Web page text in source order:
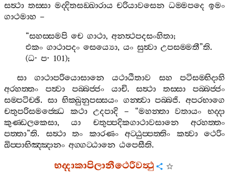
සත්‍ථා තස‍්සා මද‍්දිතසඞ‍්ඛාරාය චරියාවසෙන ධම‍්මපදෙ ඉමං
ගාථමාහ –
“සහස‍්සමපි චෙ ගාථා,අනත්‍ථපදසංහිතා;
එකං ගාථාපදං සෙය්‍යො,යං සුත්‍වා උපසම‍්මතී”ති.
(ධ·ප· 101);
සා
ගාථාපරියොසානෙ යථාඨිතාව සහ
පටිසම‍්භිදාහි
අරහත‍්තං
පත්‍වා පබ‍්බජ‍්ජං යාචි.සත්‍ථා තස‍්සා
පබ‍්බජ‍්ජං
සම‍්පටිච‍්ඡි. සා භික‍්ඛුනුපස‍්සයං ගන‍්ත්‍වා පබ‍්බජි.අපරභාගෙ
චතුපරිසමජ‍්ඣෙ
කථා උදපාදි – “මහන‍්තා වතායං
භද‍්දා
කුණ‍්ඩලකෙසා,යා චතුප‍්පදිකගාථාවසානෙ
අරහත‍්තං
පත‍්තා”ති. සත්‍ථා තං කාරණං අට‍්ඨුප‍්පත‍්තිං කත්‍වා
ථෙරිං
ඛිප‍්පාභිඤ‍්ඤානං අග‍්ගට‍්ඨානෙ ඨපෙසීති.
භද‍්දාකාපිලානීථෙරීවත්‍ථු